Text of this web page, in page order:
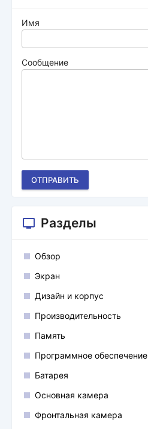
Имя
Сообщение
ОТПРАВИТЬ
Разделы
Обзор
Экран
Дизайн и корпус
Производительность
Память
Программное обеспечение
Батарея
Основная камера
Фронтальная камера